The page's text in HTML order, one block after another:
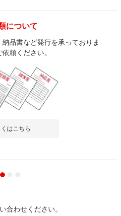
について
品書など発行を承っておりま
頼ください。
はこちら
合わせください。